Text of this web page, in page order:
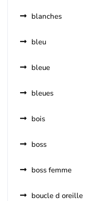
blanches
bleu
bleue
bleues
bois
boss
boss femme
boucle d oreille